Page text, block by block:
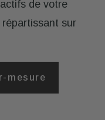
de votre
répartissant sur
mesure